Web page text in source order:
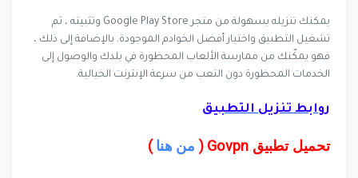
يمكنك تنزيله بسهولة من متجر Google Play Store وتثبيته ، ثم
تشغيل التطبيق واختيار أفضل الخوادم الموجودة. بالإضافة إلى ذلك ،
فهو يمكّنك من ممارسة الألعاب المحظورة في بلدك والوصول إلى
الخدمات المحظورة دون التعب من سرعة الإنترنت الخيالية.
روابط تنزيل التطبيق
تحميل تطبيق Govpn ( من هنا )